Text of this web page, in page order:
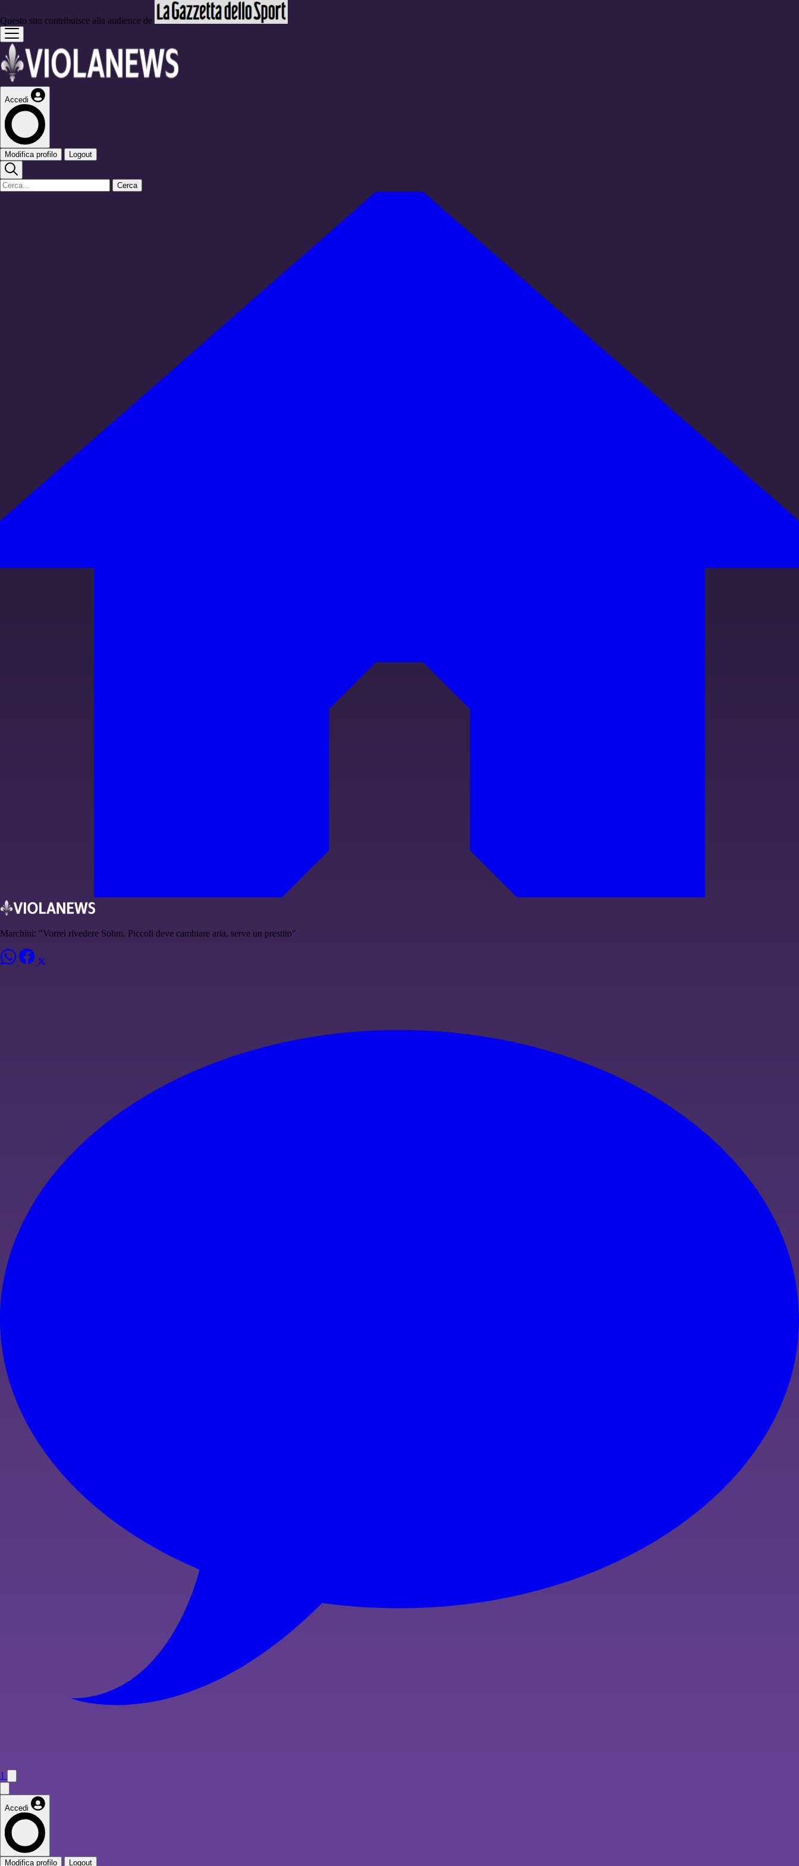
Questo sito contribuisce alla audience de
Accedi
Modifica profilo Logout
Cerca
Marchini: "Vorrei rivedere Sohm. Piccoli deve cambiare aria, serve un prestito"
1
Accedi
Modifica profilo Logout